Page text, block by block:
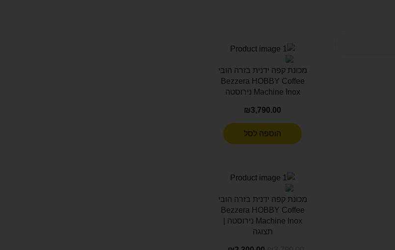
מכונת קפה ידנית בזרה הובי
Bezzera HOBBY Coffee
Machine Inox נירוסטה
₪3,790.00
הוספה לסל
מכונת קפה ידנית בזרה הובי
Bezzera HOBBY Coffee
Machine Inox נירוסטה |
תצוגה